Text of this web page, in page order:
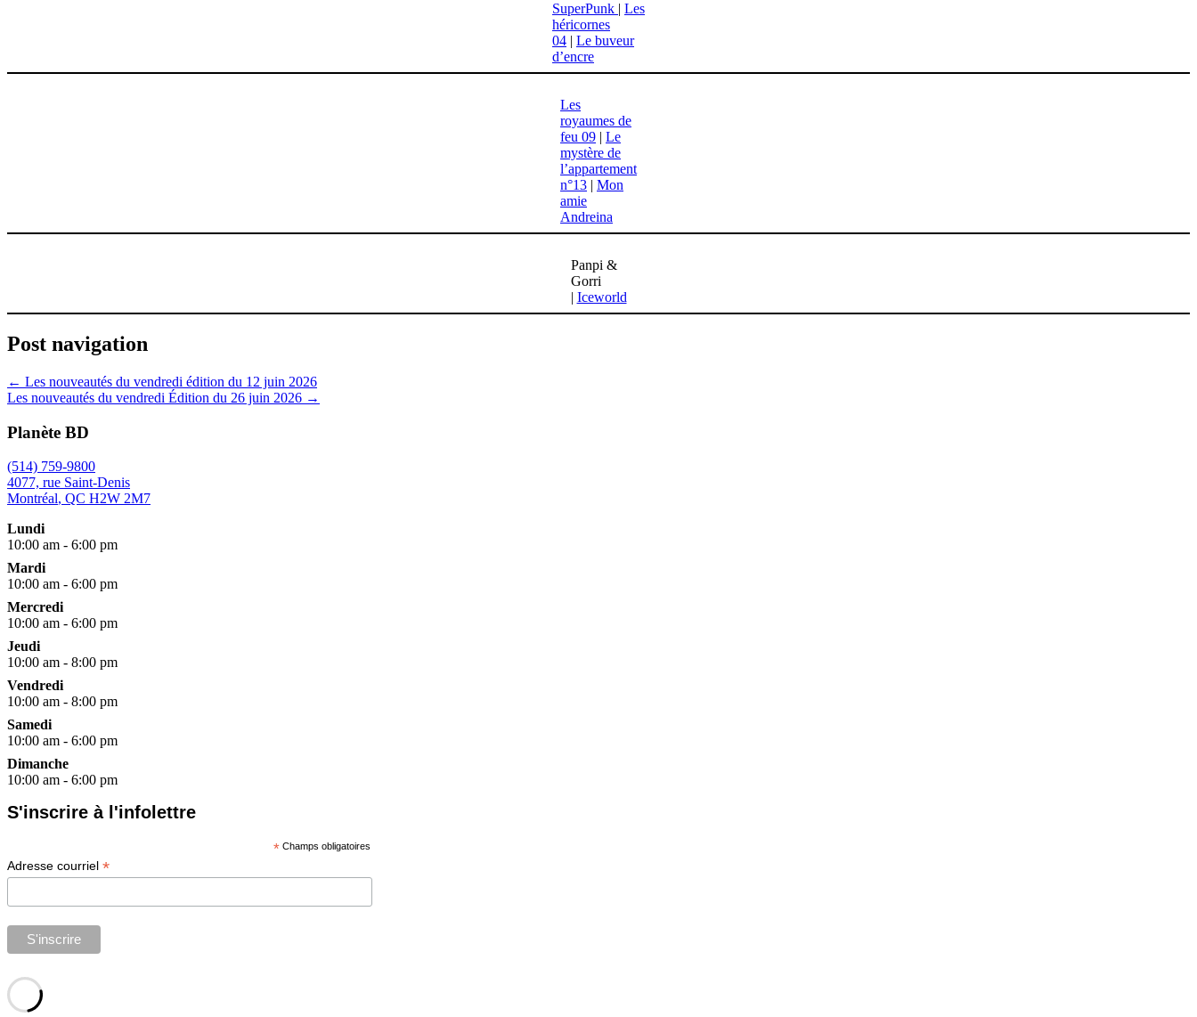
SuperPunk | Les
héricornes
04 | Le buveur
d’encre
Les
royaumes de
feu 09 | Le
mystère de
l’appartement
n°13 | Mon
amie
Andreina
Panpi &
Gorri
| Iceworld
Post navigation
← Les nouveautés du vendredi édition du 12 juin 2026
Les nouveautés du vendredi Édition du 26 juin 2026 →
Planète BD
(514) 759-9800
4077, rue Saint-Denis
Montréal, QC H2W 2M7
Lundi
10:00 am - 6:00 pm
Mardi
10:00 am - 6:00 pm
Mercredi
10:00 am - 6:00 pm
Jeudi
10:00 am - 8:00 pm
Vendredi
10:00 am - 8:00 pm
Samedi
10:00 am - 6:00 pm
Dimanche
10:00 am - 6:00 pm
S'inscrire à l'infolettre
*Champs obligatoires
Adresse courriel *